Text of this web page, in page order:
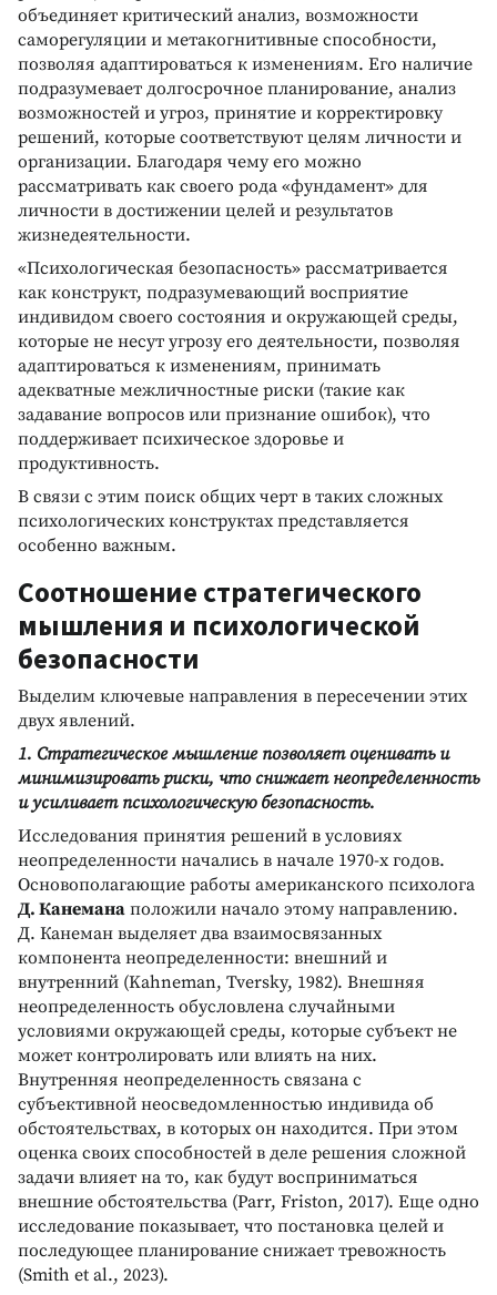
объединяет критический анализ, возможности
саморегуляции и метакогнитивные способности,
позволяя адаптироваться к изменениям. Его наличие
подразумевает долгосрочное планирование, анализ
возможностей и угроз, принятие и корректировку
решений, которые соответствуют целям личности и
организации. Благодаря чему его можно
рассматривать как своего рода «фундамент» для
личности в достижении целей и результатов
жизнедеятельности.
«Психологическая безопасность» рассматривается
как конструкт, подразумевающий восприятие
индивидом своего состояния и окружающей среды,
которые не несут угрозу его деятельности, позволяя
адаптироваться к изменениям, принимать
адекватные межличностные риски (такие как
задавание вопросов или признание ошибок), что
поддерживает психическое здоровье и
продуктивность.
В связи с этим поиск общих черт в таких сложных
психологических конструктах представляется
особенно важным.
Соотношение стратегического
мышления и психологической
безопасности
Выделим ключевые направления в пересечении этих
двух явлений.
1. Стратегическое мышление позволяет оценивать и
минимизировать риски, что снижает неопределенность
и усиливает психологическую безопасность.
Исследования принятия решений в условиях
неопределенности начались в начале 1970-х годов.
Основополагающие работы американского психолога
Д. Канемана положили начало этому направлению.
Д. Канеман выделяет два взаимосвязанных
компонента неопределенности: внешний и
внутренний (Kahneman, Tversky, 1982). Внешняя
неопределенность обусловлена случайными
условиями окружающей среды, которые субъект не
может контролировать или влиять на них.
Внутренняя неопределенность связана с
субъективной неосведомленностью индивида об
обстоятельствах, в которых он находится. При этом
оценка своих способностей в деле решения сложной
задачи влияет на то, как будут восприниматься
внешние обстоятельства (Parr, Friston, 2017). Еще одно
исследование показывает, что постановка целей и
последующее планирование снижает тревожность
(Smith et al., 2023).